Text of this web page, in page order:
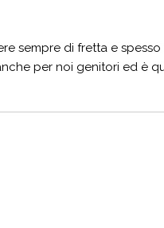
sempre di fretta e
per noi genitori ed è